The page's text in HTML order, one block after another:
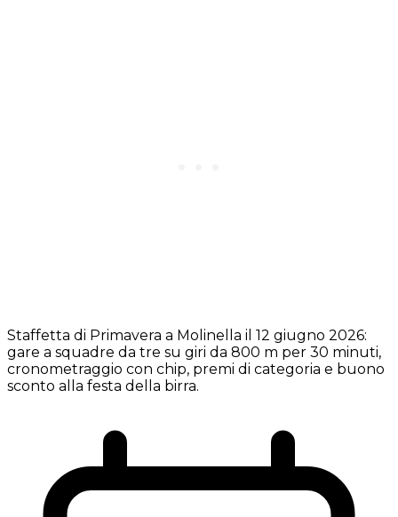
Staffetta di Primavera a Molinella il 12 giugno 2026:
gare a squadre da tre su giri da 800 m per 30 minuti,
cronometraggio con chip, premi di categoria e buono
sconto alla festa della birra.